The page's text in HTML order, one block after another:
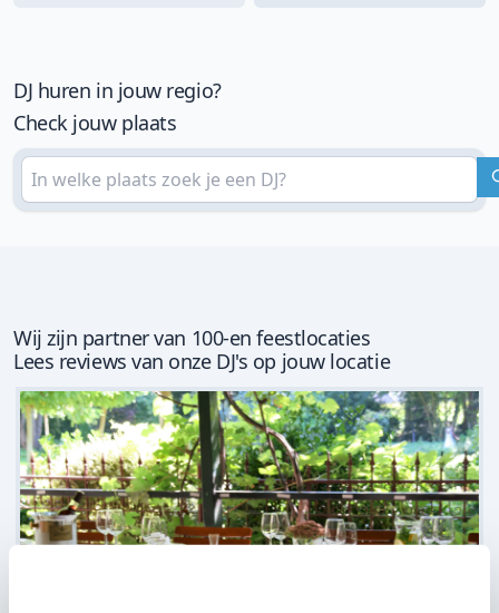
DJ huren in jouw regio?
Check jouw plaats
Wij zijn partner van 100-en feestlocaties
Lees reviews van onze DJ's op jouw locatie